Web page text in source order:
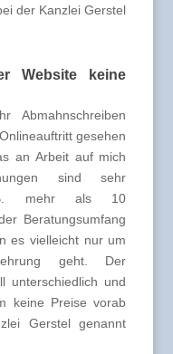
der Kanzlei Gerstel
Website keine
gesehen
an Arbeit auf mich
sind sehr
mehr als 10
Beratungsumfang
es vielleicht nur um
geht. Der
unterschiedlich und
keine Preise vorab
Gerstel genannt